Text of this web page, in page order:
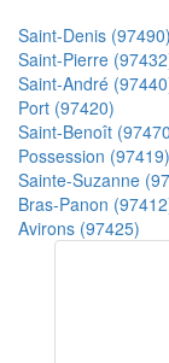
Saint-Denis (97490)
Saint-Pierre
Saint-André
Port (97420)
Saint-Benoît
Possession (97419)
Sainte-Suzanne
Bras-Panon
Avirons (97425)